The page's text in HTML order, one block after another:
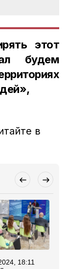
этот
будем
в
18:11